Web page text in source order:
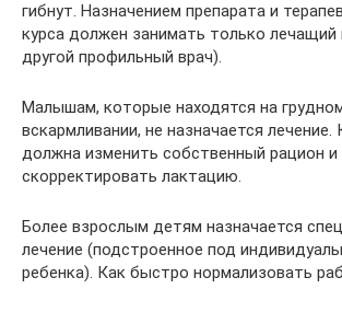
гибнут. Назначением препарата и
курса должен занимать только лечащий
другой профильный врач).
Малышам, которые находятся на
вскармливании, не назначается
должна изменить собственный рацион и
скорректировать лактацию.
Более взрослым детям назначается
лечение (подстроенное под
ребенка). Как быстро нормализовать